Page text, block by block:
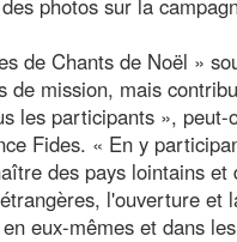
photos sur la
de Chants de Noël »
mission, mais
les participants », peut-
Fides. « En y
des pays lointains et
l'ouverture et
eux-mêmes et dans